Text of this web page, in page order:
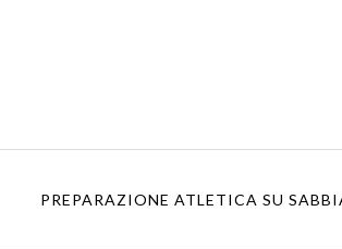
PREPARAZIONE ATLETICA SU